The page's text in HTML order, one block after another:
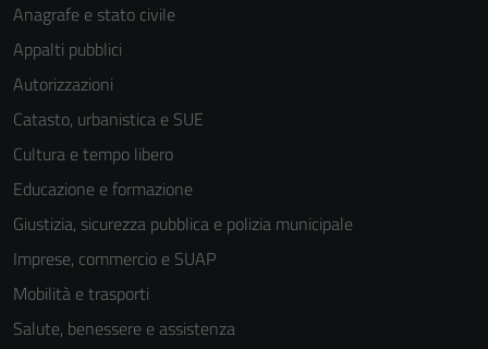
Anagrafe e stato civile
Appalti pubblici
Autorizzazioni
Catasto, urbanistica e SUE
Cultura e tempo libero
Educazione e formazione
Giustizia, sicurezza pubblica e polizia municipale
Imprese, commercio e SUAP
Mobilità e trasporti
Salute, benessere e assistenza